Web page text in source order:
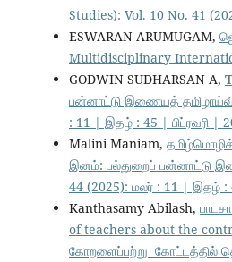
Studies): Vol. 10 No. 41
ESWARAN ARUMUGAM,
Multidisciplinary
GODWIN SUDHARSAN A,
பன்னாட்டு இணையத்
: 11 | இதழ் : 45 | பிப்ரவரி |
Malini Maniam,
இனம்: பல்துறைப் பன்னாட்டு
44 (2025): மலர் : 11 | இதழ்
Kanthasamy Abilash,
of teachers about the
கோறளைப்பற்று கோட்டத்தில்